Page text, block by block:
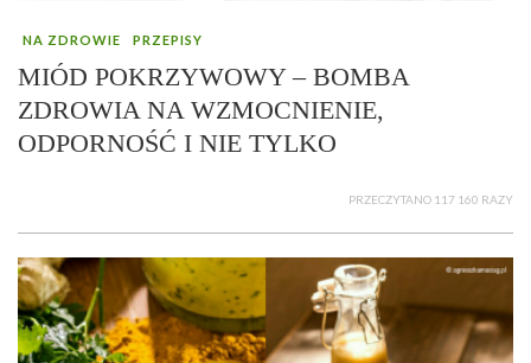
NA ZDROWIE PRZEPISY
MIÓD POKRZYWOWY – BOMBA
ZDROWIA NA WZMOCNIENIE,
ODPORNOŚĆ I NIE TYLKO
PRZECZYTANO 117 160 RAZY